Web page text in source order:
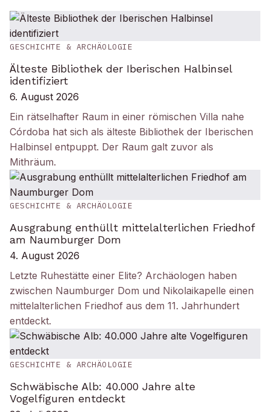
GESCHICHTE & ARCHÄOLOGIE
Älteste Bibliothek der Iberischen Halbinsel
identifiziert
6. August 2026
Ein rätselhafter Raum in einer römischen Villa nahe
Córdoba hat sich als älteste Bibliothek der Iberischen
Halbinsel entpuppt. Der Raum galt zuvor als
Mithräum.
GESCHICHTE & ARCHÄOLOGIE
Ausgrabung enthüllt mittelalterlichen Friedhof
am Naumburger Dom
4. August 2026
Letzte Ruhestätte einer Elite? Archäologen haben
zwischen Naumburger Dom und Nikolaikapelle einen
mittelalterlichen Friedhof aus dem 11. Jahrhundert
entdeckt.
GESCHICHTE & ARCHÄOLOGIE
Schwäbische Alb: 40.000 Jahre alte
Vogelfiguren entdeckt